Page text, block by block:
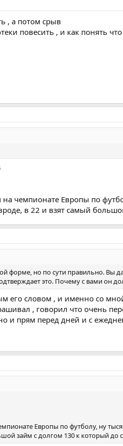
, а потом срыв
повесить , и как понять
чемпионате Европы по
в 22 и взят самый
форме, но по сути правильно. Вы
это. Почему с вами он
его словом , и именно со
, говорил что очень
и прям перед дней и с
Европы по футболу, ну
займ с долгом 130 к который до